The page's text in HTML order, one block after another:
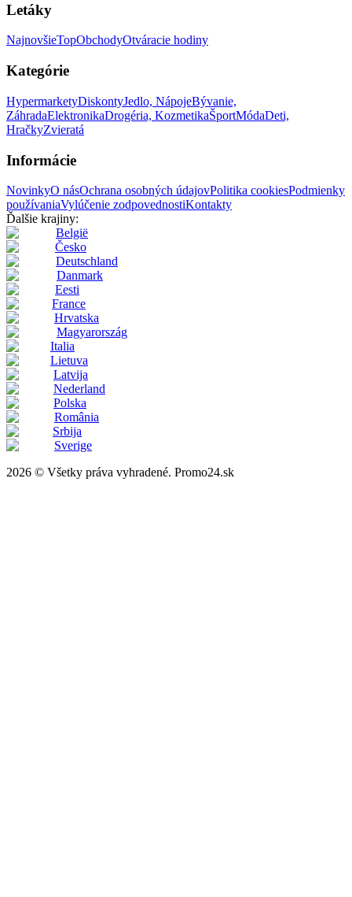
Letáky
NajnovšieTopObchodyOtváracie hodiny
Kategórie
HypermarketyDiskontyJedlo, NápojeBývanie,
ZáhradaElektronikaDrogéria, KozmetikaŠportMódaDeti,
HračkyZvieratá
Informácie
NovinkyO násOchrana osobných údajovPolitika cookiesPodmienky
používaniaVylúčenie zodpovednostiKontakty
Ďalšie krajiny:
België
Česko
Deutschland
Danmark
Eesti
France
Hrvatska
Magyarország
Italia
Lietuva
Latvija
Nederland
Polska
România
Srbija
Sverige
2026 © Všetky práva vyhradené. Promo24.sk